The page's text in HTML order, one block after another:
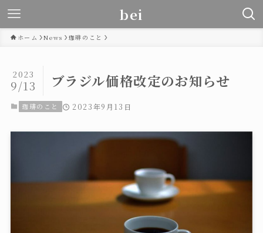
bei
ホーム News 珈琲のこと
ブラジル価格改定のお知らせ
2023
9/13
珈琲のこと 2023年9月13日